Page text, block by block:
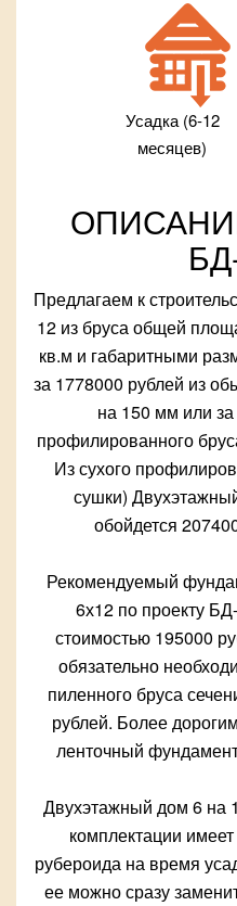
Усадка (6-12
месяцев)
Предлагаем к
12 из бруса общей
кв.м и габаритными
за 1778000 рублей из
на 150 мм или
профилированного
Из сухого
сушки)
обойдется
Рекомендуемый
6х12 по проекту
стоимостью 195000
обязательно
пиленного бруса
рублей. Более
ленточный
Двухэтажный дом 6 на
комплектации
рубероида на время
ее можно сразу